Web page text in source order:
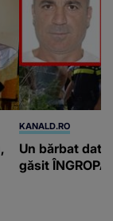
KANALD.RO
Un bărbat dat
găsit